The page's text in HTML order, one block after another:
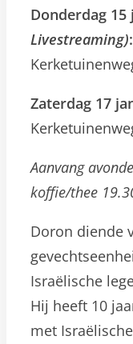
Donderdag
Livestreaming)
Zaterdag 17
Aanvang
koffie/thee
Doron diende
Israëlische
Hij heeft 10
met